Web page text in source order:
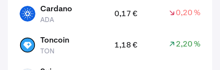
ADA Cardano
ADA
0,17 € 0,20 %
TON Toncoin
TON
1,18 € 2,20 %